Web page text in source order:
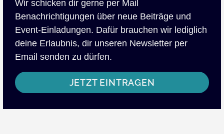
Wir schicken dir gerne per Mail
Benachrichtigungen über neue Beiträge und
Event-Einladungen. Dafür brauchen wir lediglich
deine Erlaubnis, dir unseren Newsletter per
Email senden zu dürfen.
JETZT EINTRAGEN